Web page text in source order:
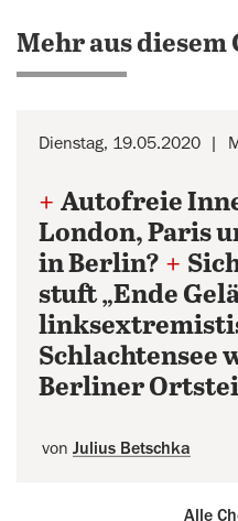
Mehr aus
Dienstag, 19.05.2020
+ Autofreie
London, Paris
in Berlin? +
stuft „Ende
Schlachtensee
Berliner
von Julius Betschka
Alle